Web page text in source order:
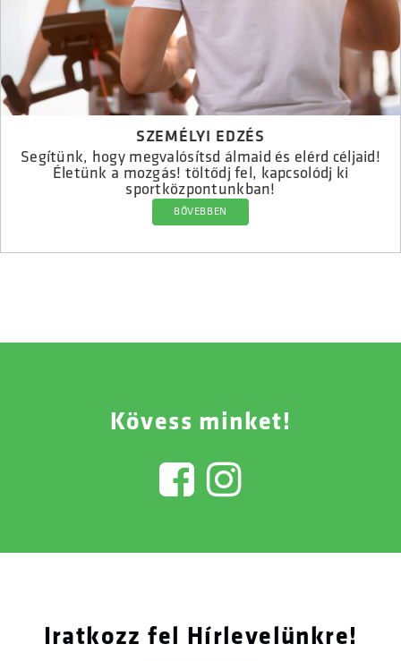
SZEMÉLYI EDZÉS
Segítünk, hogy megvalósítsd álmaid és elérd céljaid!
Életünk a mozgás! töltődj fel, kapcsolódj ki
sportközpontunkban!
BŐVEBBEN
Kövess minket!
Iratkozz fel Hírlevelünkre!